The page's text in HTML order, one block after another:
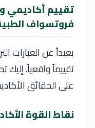
تقييم أكاديمي
فروتسواف
بعيداً عن العبارات
تقييماً واقعياً. إليك
على الحقائق
نقاط القوة